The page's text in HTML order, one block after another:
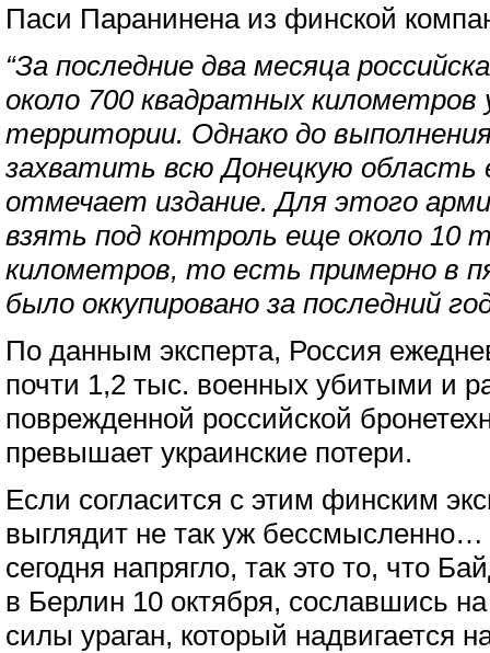
Паси Паранинена из финской
“За последние два месяца
около 700 квадратных километров
территории. Однако до
захватить всю Донецкую область
отмечает издание. Для этого
взять под контроль еще около 10
километров, то есть примерно в
было оккупировано за последний
По данным эксперта, Россия
почти 1,2 тыс. военных убитыми и
поврежденной российской
превышает украинские потери.
Если согласится с этим финским
выглядит не так уж
сегодня напрягло, так это то, что
в Берлин 10 октября, сославшись
силы ураган, который надвигается